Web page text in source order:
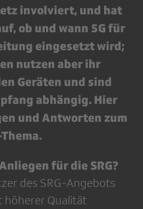
involviert, und hat
ob und wann 5G für
eingesetzt wird;
nutzen aber ihr
Geräten und sind
abhängig. Hier
und Antworten zum
für die SRG?
des SRG-Angebots
höherer Qualität